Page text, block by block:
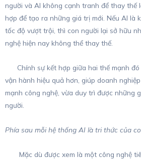
người và AI không cạnh tranh để thay thế
hợp để tạo ra những giá trị mới. Nếu AI là
tốc độ vượt trội, thì con người lại sở hữu
nghệ hiện nay không thể thay thế.
Chính sự kết hợp giữa hai thế mạnh
vận hành hiệu quả hơn, giúp doanh
mạnh công nghệ, vừa duy trì được những
người.
Phía sau mỗi hệ thống AI là tri thức của
Mặc dù được xem là một công nghệ